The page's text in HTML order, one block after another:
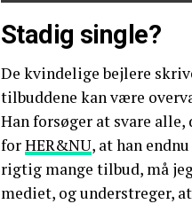
Stadig single?
De kvindelige bejlere
tilbuddene kan være
Han forsøger at svare
forHER&NU, at han
rigtig mange tilbud, må
mediet, og understreger,